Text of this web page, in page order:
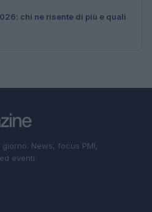
chi ne risente di più e quali
News, focus PMI,
eventi.